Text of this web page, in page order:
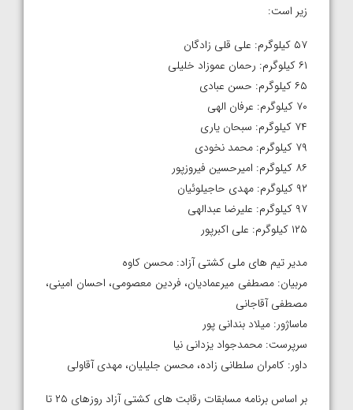
زیر است:
۵۷ کیلوگرم: علی قلی زادگان
۶۱ کیلوگرم: رحمان عموزاد خلیلی
۶۵ کیلوگرم: حسن عبادی
۷۰ کیلوگرم: عرفان الهی
۷۴ کیلوگرم: سبحان یاری
۷۹ کیلوگرم: محمد نخودی
۸۶ کیلوگرم: امیرحسین فیروزپور
۹۲ کیلوگرم: مهدی حاجیلوئیان
۹۷ کیلوگرم: علیرضا عبدالهی
۱۲۵ کیلوگرم: علی اکبرپور
مدیر تیم های ملی کشتی آزاد: محسن کاوه
مربیان: مصطفی میرعمادیان، فردین معصومی، احسان امینی،
مصطفی آقاجانی
ماساژور: میلاد بندانی پور
سرپرست: محمدجواد یزدانی نیا
داور: کامران سلطانی زاده، محسن جلیلیان، مهدی آقاولی
بر اساس برنامه مسابقات رقابت های کشتی آزاد روزهای ۲۵ تا